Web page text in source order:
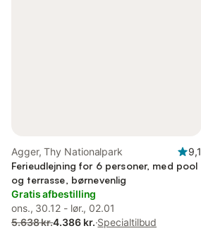
Agger, Thy Nationalpark
9,1
Ferieudlejning for 6 personer, med pool
og terrasse, børnevenlig
Gratis afbestilling
ons., 30.12 - lør., 02.01
5.638 kr.4.386 kr.·Specialtilbud